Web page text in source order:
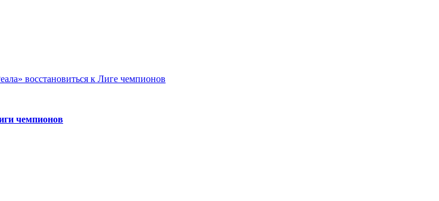
восстановиться к Лиге чемпионов
чемпионов